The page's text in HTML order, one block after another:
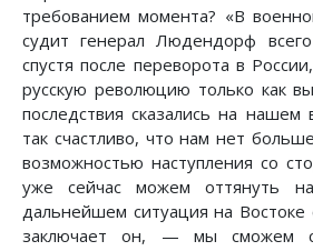
требованием момента? «В
судит генерал Людендорф
спустя после переворота в
русскую революцию только как
последствия сказались на
так счастливо, что нам нет
возможностью наступления со
уже сейчас можем оттянуть
дальнейшем ситуация на
заключает он, — мы сможем